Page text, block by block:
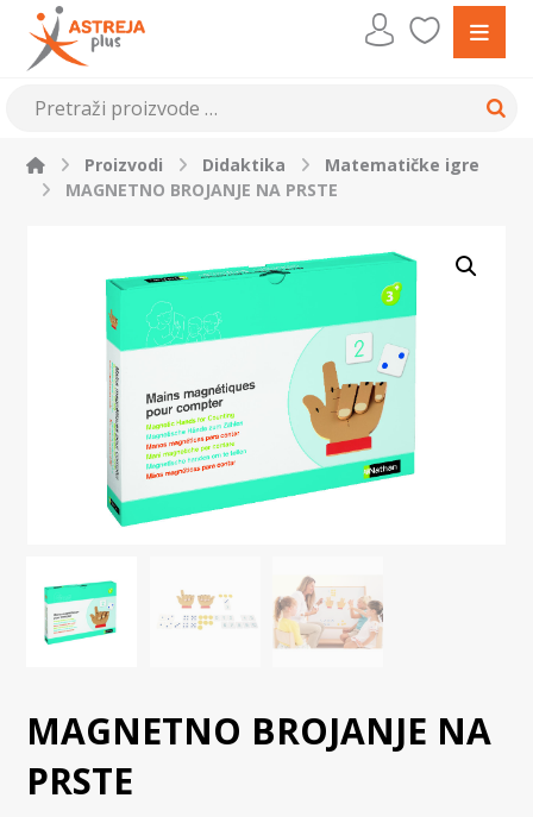
Proizvodi Didaktika
Matematičke igre
MAGNETNO BROJANJE NA PRSTE
MAGNETNO BROJANJE NA
PRSTE